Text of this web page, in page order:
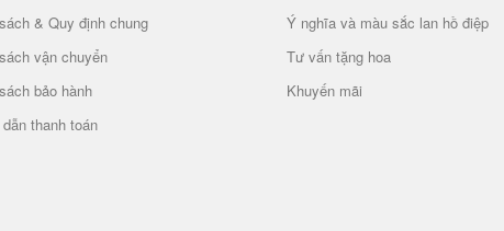
& Quy định chung
vận chuyển
bảo hành
thanh toán
Ý nghĩa và màu sắc lan hồ điệp
Tư vấn tặng hoa
Khuyến mãi